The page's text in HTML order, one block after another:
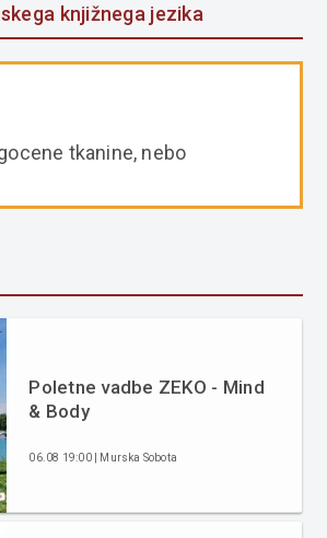
knjižnega jezika
tkanine, nebo
Poletne vadbe ZEKO - Mind
& Body
06.08 19:00 | Murska Sobota